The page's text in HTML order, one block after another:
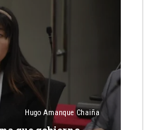
Hugo Amanque Chaiña